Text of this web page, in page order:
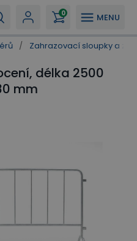
MENU
0
/ Zahrazovací sloupky a
délka 2500
mm